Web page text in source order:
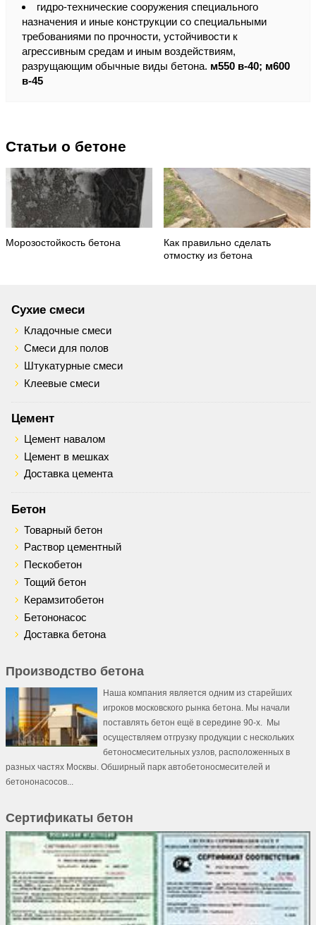
гидро-технические сооружения специального
назначения и иные конструкции со специальными
требованиями по прочности, устойчивости к
агрессивным средам и иным воздействиям,
разрущающим обычные виды бетона. м550 в-40; м600
в-45
Статьи о бетоне
Морозостойкость бетона
Как правильно сделать
отмостку из бетона
Сухие смеси
Кладочные смеси
Смеси для полов
Штукатурные смеси
Клеевые смеси
Цемент
Цемент навалом
Цемент в мешках
Доставка цемента
Бетон
Товарный бетон
Раствор цементный
Пескобетон
Тощий бетон
Керамзитобетон
Бетононасос
Доставка бетона
Производство бетона
Наша компания является одним из старейших
игроков московского рынка бетона. Мы начали
поставлять бетон ещё в середине 90-х. Мы
осуществляем отгрузку продукции с нескольких
бетоносмесительных узлов, расположенных в
разных частях Москвы. Обширный парк автобетоносмесителей и
бетононасосов...
Сертификаты бетон